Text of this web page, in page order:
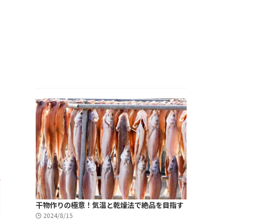
干物作りの極意！気温と乾燥法で絶品を目指す
2024/8/15